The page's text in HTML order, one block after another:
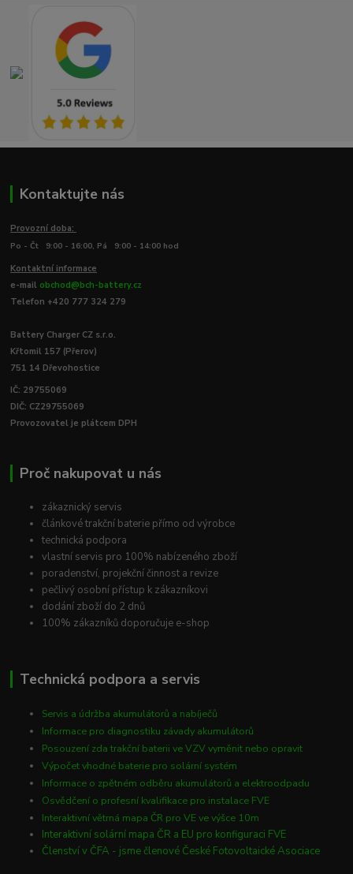
Kontaktujte nás
Provozní doba:
Po - Čt 9:00 - 16:00, Pá 9:00 - 14:00 hod
Kontaktní informace
e-mail obchod@bch-battery.cz
Telefon +420 777 324 279
Battery Charger CZ s.r.o.
Křtomil 157 (Přerov)
751 14 Dřevohostice
IČ: 29755069
DIČ: CZ29755069
Provozovatel je plátcem DPH
Proč nakupovat u nás
zákaznický servis
článkové trakční baterie přímo od výrobce
technická podpora
vlastní servis pro 100% nabízeného zboží
poradenství, projekční činnost a revize
pečlivý osobní přístup k zákazníkovi
dodání zboží do 2 dnů
100% zákazníků doporučuje e-shop
Technická podpora a servis
Servis a údržba akumulátorů a nabíječů
Informace pro diagnostiku závady akumulátorů
Posouzení zda trakční baterii ve VZV vyměnit nebo opravit
Výpočet vhodné baterie pro solární systém
Informace o zpětném odběru akumulátorů a elektroodpadu
Osvědčení o profesní kvalifikace pro instalace FVE
Interaktivní větrná mapa ČR pro VE ve výšce 10m
Interaktivní solární mapa ČR a EU pro konfiguraci FVE
Členství v ČFA - jsme členové České Fotovoltaické Asociace